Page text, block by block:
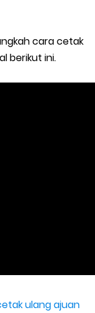
cara cetak
berikut ini.
ulang ajuan